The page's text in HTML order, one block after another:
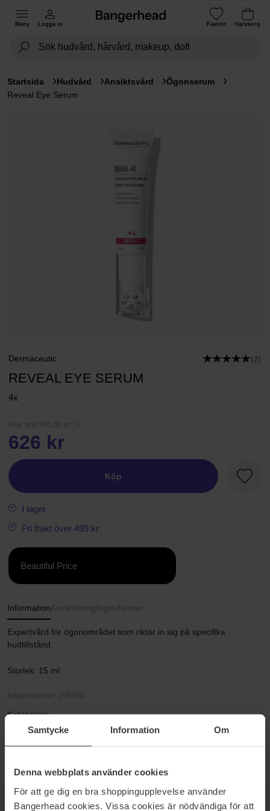
Samtycke Information Om
Denna webbplats använder cookies
För att ge dig en bra shoppingupplevelse använder
Bangerhead cookies. Vissa cookies är nödvändiga för att
Meny Logga in Favorit Varukorg
Startsida Hudvård Ansiktsvård
Ögonserum
Reveal Eye Serum
Dermaceutic (2)
REVEAL EYE SERUM
4x
Rek. pris 695,00 kr
626 kr
Köp
I lager
Fri frakt över 499 kr
Beautiful Price
InformationAnvändning Ingredienser
Expertvård för ögonområdet som riktar in sig på specifika
hudtillstånd.
Storlek: 15 ml
Artikelnummer: 195346
Kategorier:
Startsida
Hudvård
Ögonserum
Reveal Eye Serum